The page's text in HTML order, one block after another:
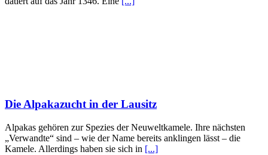
Die Alpakazucht in der Lausitz
Alpakas gehören zur Spezies der Neuweltkamele. Ihre nächsten
„Verwandte“ sind – wie der Name bereits anklingen lässt – die
Kamele. Allerdings haben sie sich in [...]